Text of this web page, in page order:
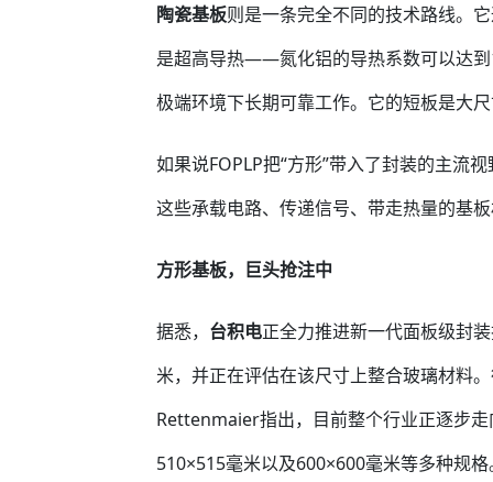
陶瓷基板则是一条完全不同的技术路线。
是超高导热——氮化铝的导热系数可以达
极端环境下长期可靠工作。它的短板是大
如果说FOPLP把“方形”带入了封装的主流
这些承载电路、传递信号、带走热量的基
方形基板，巨头抢注中
据悉， 台积电正全力推进新一代面板级封
米，并正在评估在该尺寸上整合玻璃材料
Rettenmaier指出，目前整个行业正逐步
510×515毫米以及600×600毫米等多种规